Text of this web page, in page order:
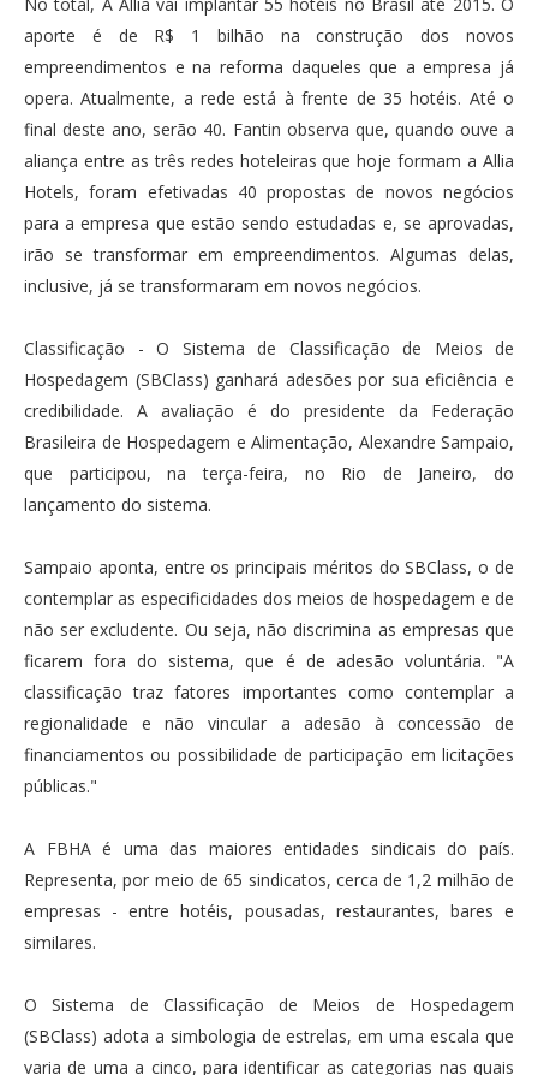
aporte é de R$ 1 bilhão na construção dos novos
empreendimentos e na reforma daqueles que a empresa já
opera. Atualmente, a rede está à frente de 35 hotéis. Até o
final deste ano, serão 40. Fantin observa que, quando ouve a
aliança entre as três redes hoteleiras que hoje formam a Allia
Hotels, foram efetivadas 40 propostas de novos negócios
para a empresa que estão sendo estudadas e, se aprovadas,
irão se transformar em empreendimentos. Algumas delas,
inclusive, já se transformaram em novos negócios.
Classificação - O Sistema de Classificação de Meios de
Hospedagem (SBClass) ganhará adesões por sua eficiência e
credibilidade. A avaliação é do presidente da Federação
Brasileira de Hospedagem e Alimentação, Alexandre Sampaio,
que participou, na terça-feira, no Rio de Janeiro, do
lançamento do sistema.
Sampaio aponta, entre os principais méritos do SBClass, o de
contemplar as especificidades dos meios de hospedagem e de
não ser excludente. Ou seja, não discrimina as empresas que
ficarem fora do sistema, que é de adesão voluntária. "A
classificação traz fatores importantes como contemplar a
regionalidade e não vincular a adesão à concessão de
financiamentos ou possibilidade de participação em licitações
públicas."
A FBHA é uma das maiores entidades sindicais do país.
Representa, por meio de 65 sindicatos, cerca de 1,2 milhão de
empresas - entre hotéis, pousadas, restaurantes, bares e
similares.
O Sistema de Classificação de Meios de Hospedagem
(SBClass) adota a simbologia de estrelas, em uma escala que
varia de uma a cinco, para identificar as categorias nas quais